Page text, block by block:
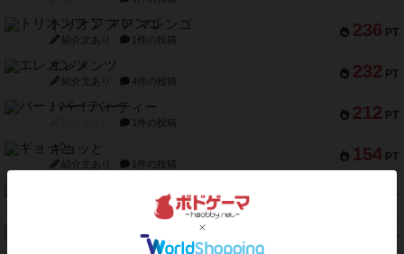
236 PT
トリオンフ ア マレンゴ
紹介文あり 1件の投稿
232 PT
エレメンツ
紹介文あり 4件の投稿
212 PT
バー！パーティー
1件の投稿
154 PT
ギョッと
紹介文あり 1件の投稿
PT
1件の投稿
PT
1件の投稿